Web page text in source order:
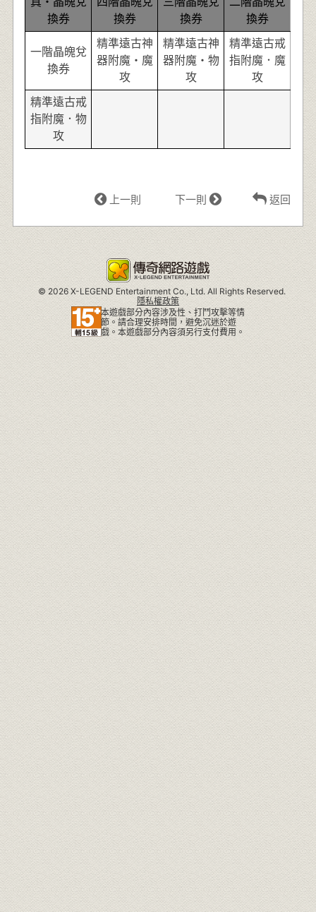
換券
換券
換券
換券
一階晶魄兌
換券
精準遠古神
器附魔‧魔
攻
精準遠古神
器附魔‧物
攻
精準遠古戒
指附魔．魔
攻
精準遠古戒
指附魔．物
攻
上一則 下一則 返回
© 2026 X-LEGEND Entertainment Co., Ltd. All Rights Reserved.
隱私權政策
本遊戲部分內容涉及性、打鬥攻擊等情
節。請合理安排時間，避免沉迷於遊
戲。本遊戲部分內容須另行支付費用。